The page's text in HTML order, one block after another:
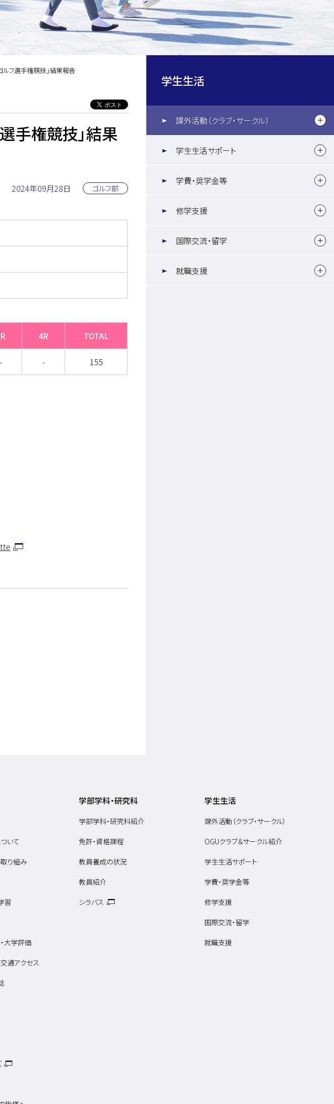
ルフ選手権競技」結果報告
手権競技」結果
2024年09月28日 ゴルフ部
4R TOTAL
- - 155
学生生活
課外活動（クラブ・サークル）
学生生活サポート
学費・奨学金等
修学支援
国際交流・留学
就職支援
いて
り組み
習
大学評価
通アクセス
学部学科・研究科
学部学科・研究科紹介
免許・資格課程
教員養成の状況
教員紹介
シラバス
学生生活
課外活動（クラブ・サークル）
OGUクラブ＆サークル紹介
学生生活サポート
学費・奨学金等
修学支援
国際交流・留学
就職支援